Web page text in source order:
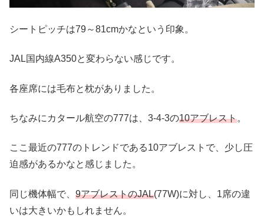
シートピッチは79～81cmかなという印象。
JAL国内線A350と変わらない感じです。
各座席には毛布と枕がありました。
ちなみにカタール航空の777は、3-4-3の10アブレスト。
ここ最近の777のトレンドである10アブレストで、少し圧
迫感があるかなと感じました。
同じ機体幅で、 9アブレストのJAL(77W)に対し、1席の違
いは大きいかもしれません。